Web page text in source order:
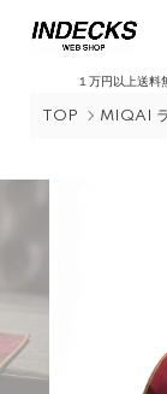
１万円以上送
TOP MIQAI ラ